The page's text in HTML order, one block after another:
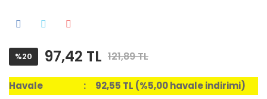
%20 97,42 TL 121,89 TL
Havale 92,55 TL (%5,00 havale indirimi)